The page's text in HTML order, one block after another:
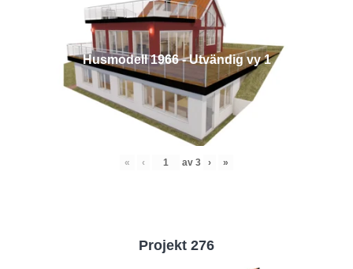
Husmodell 1966 - Utvändig vy 1
« ‹ av 3 › »
Projekt 276